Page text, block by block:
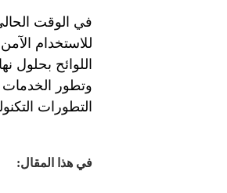
في الوقت
للاستخدام
وتطور الخدمات
التطورات
في هذا المقال: